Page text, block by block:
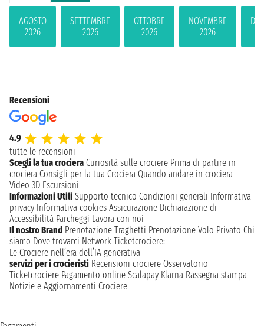
AGOSTO
2026
SETTEMBRE
2026
OTTOBRE
2026
NOVEMBRE
2026
Recensioni
4.9
tutte le recensioni
Scegli la tua crociera Curiosità sulle crociere Prima di partire in
crociera Consigli per la tua Crociera Quando andare in crociera
Video 3D Escursioni
Informazioni Utili Supporto tecnico Condizioni generali Informativa
privacy Informativa cookies Assicurazione Dichiarazione di
Accessibilità Parcheggi Lavora con noi
Il nostro Brand Prenotazione Traghetti Prenotazione Volo Privato Chi
siamo Dove trovarci Network Ticketcrociere:
Le Crociere nell’era dell’IA generativa
servizi per i crocieristi Recensioni crociere Osservatorio
Ticketcrociere Pagamento online Scalapay Klarna Rassegna stampa
Notizie e Aggiornamenti Crociere